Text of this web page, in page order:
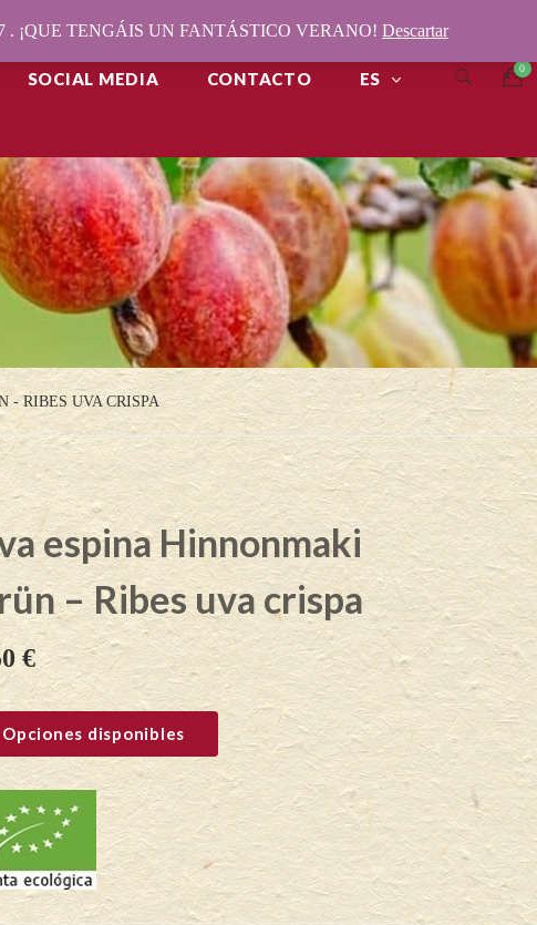
SOCIAL MEDIA CONTACTO ES
- RIBES UVA CRISPA
espina Hinnonmaki
– Ribes uva crispa
€
Opciones disponibles
¡QUE TENGÁIS UN FANTÁSTICO VERANO! Descartar